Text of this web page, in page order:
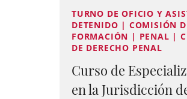
TURNO DE OFICIO Y
DETENIDO | COMISIÓN
FORMACIÓN | PENAL |
DE DERECHO PENAL
Curso de
en la Jurisdicción